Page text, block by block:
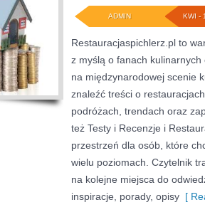
KWI -
ADMIN
Restauracjaspichlerz.pl to
z myślą o fanach
na międzynarodowej scenie
znaleźć treści o
podróżach, trendach oraz
też Testy i Recenzje i
przestrzeń dla osób, które
wielu poziomach. Czytelnik
na kolejne miejsca do
inspiracje, porady, opisy [